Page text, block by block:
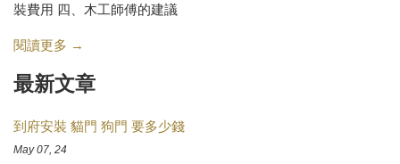
裝費用 四、木工師傅的建議
閱讀更多 →
最新文章
到府安裝 貓門 狗門 要多少錢
May 07, 24